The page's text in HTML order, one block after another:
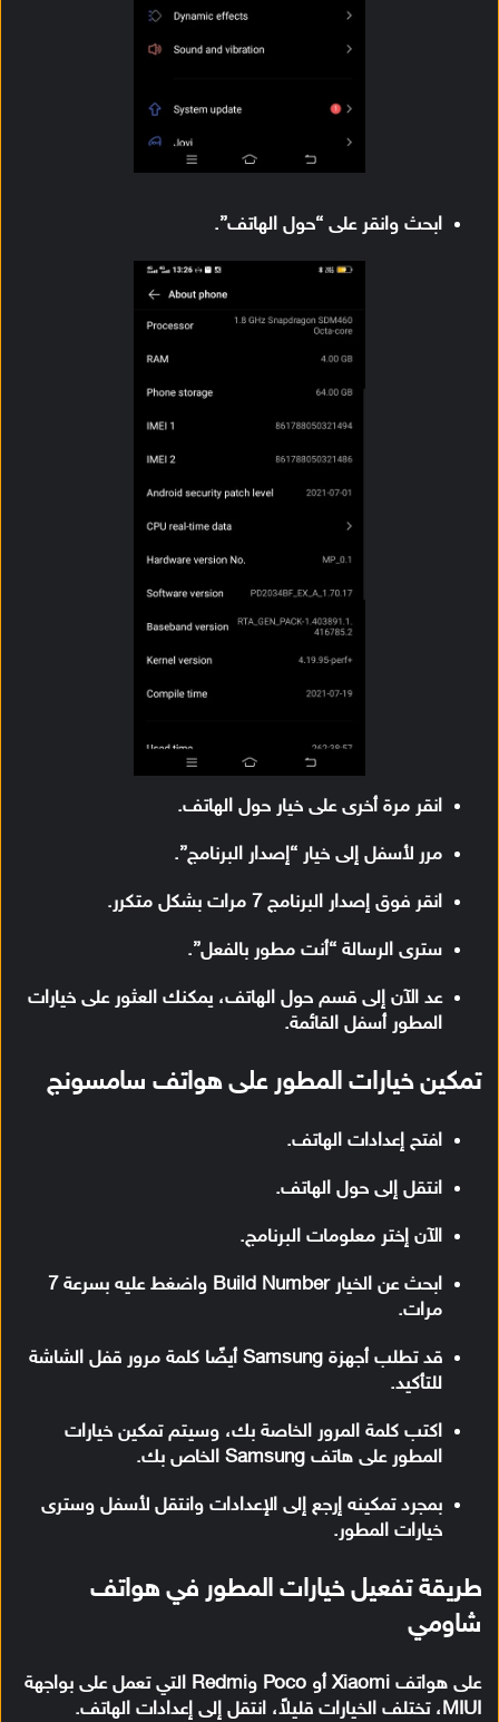
ابحث وانقر على “حول الهاتف”.
انقر مرة أخرى على خيار حول الهاتف.
مرر لأسفل إلى خيار “إصدار البرنامج”.
انقر فوق إصدار البرنامج 7 مرات بشكل متكرر.
سترى الرسالة “أنت مطور بالفعل”.
عد الآن إلى قسم حول الهاتف، يمكنك العثور على خيارات
المطور أسفل القائمة.
تمكين خيارات المطور على هواتف سامسونج
افتح إعدادات الهاتف.
انتقل إلى حول الهاتف.
الآن إختر معلومات البرنامج.
ابحث عن الخيار Build Number واضغط عليه بسرعة 7
مرات.
قد تطلب أجهزة Samsung أيضًا كلمة مرور قفل الشاشة
للتأكيد.
اكتب كلمة المرور الخاصة بك، وسيتم تمكين خيارات
المطور على هاتف Samsung الخاص بك.
بمجرد تمكينه إرجع إلى الإعدادات وانتقل لأسفل وسترى
خيارات المطور.
طريقة تفعيل خيارات المطور في هواتف
شاومي
على هواتف Xiaomi أو Poco وRedmi التي تعمل على بواجهة
MIUI، تختلف الخيارات قليلاً، انتقل إلى إعدادات الهاتف.